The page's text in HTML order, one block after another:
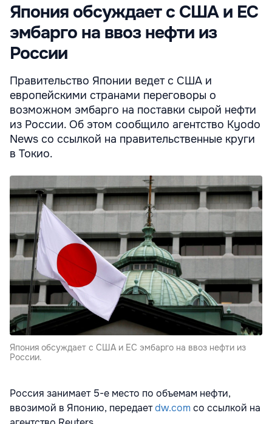
Япония обсуждает с США и ЕС
эмбарго на ввоз нефти из
России
Правительство Японии ведет с США и
европейскими странами переговоры о
возможном эмбарго на поставки сырой нефти
из России. Об этом сообщило агентство Kyodo
News со ссылкой на правительственные круги
в Токио.
Япония обсуждает с США и ЕС эмбарго на ввоз нефти из
России.
Россия занимает 5-е место по объемам нефти,
ввозимой в Японию, передаетdw.com со ссылкой на